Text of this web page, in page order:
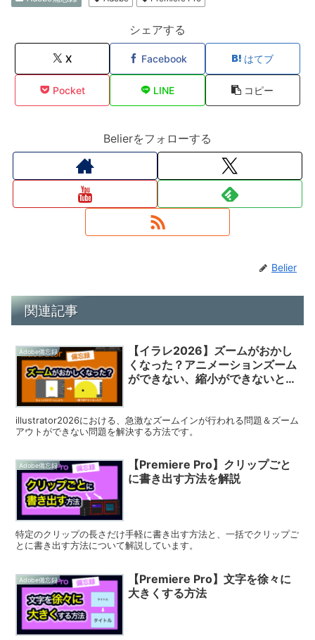
シェアする
X Facebook はてブ
Pocket LINE コピー
Belierをフォローする
Belier
関連記事
Adobe備忘録
【イラレ2026】ズームがおかし
くなった？アニメーションズーム
ができない、縮小ができないとき
illustrator2026における、急激なズームインが行われる問題＆ズーム
アウトができない問題を解決する方法です。
Adobe備忘録
【Premiere Pro】クリップごと
に書き出す方法を解説
特定のクリップの長さだけ手軽に書き出す方法と、一括でクリップご
とに書き出す方法について解説しています。
Adobe備忘録
【Premiere Pro】文字を徐々に
大きくする方法